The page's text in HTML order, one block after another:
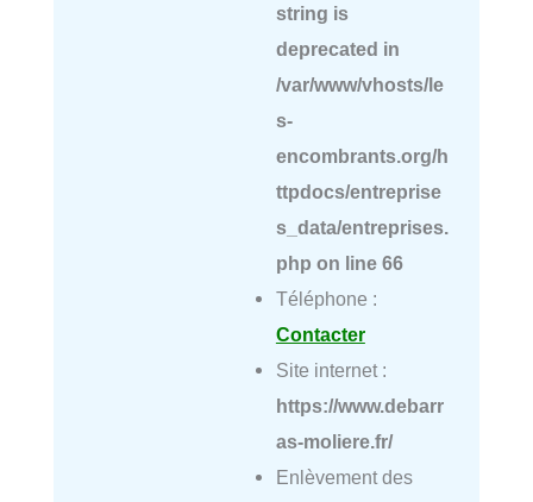
string is
deprecated in
/var/www/vhosts/le
s-
encombrants.org/h
ttpdocs/entreprise
s_data/entreprises.
php on line 66
Téléphone :
Contacter
Site internet :
https://www.debarr
as-moliere.fr/
Enlèvement des